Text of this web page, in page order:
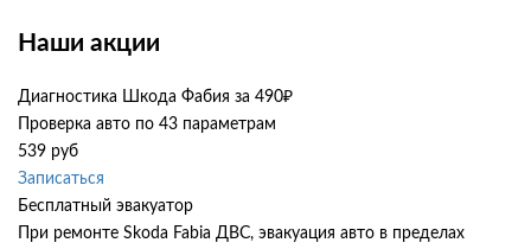
Наши акции
Диагностика Шкода Фабия за 490₽
Проверка авто по 43 параметрам
539 руб
Записаться
Бесплатный эвакуатор
При ремонте Skoda Fabia ДВС, эвакуация авто в пределах